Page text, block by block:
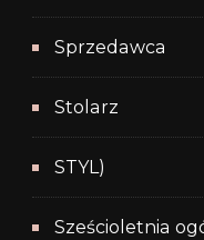
Sprzedawca
Stolarz
STYL)
Sześcioletnia